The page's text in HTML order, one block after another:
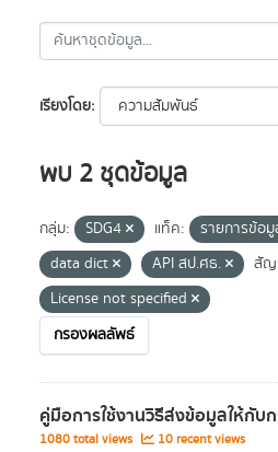
เรียงโดย
พบ 2 ชุดข้อมูล
กลุ่ม: SDG4 แท็ค:
รายการข้อ
data dict
API สป.ศธ.
สั
License not specified
กรองผลลัพธ์
คู่มือการใช้งานวิธีส่งข้อมูลให้กับ
1080 total views 10 recent views